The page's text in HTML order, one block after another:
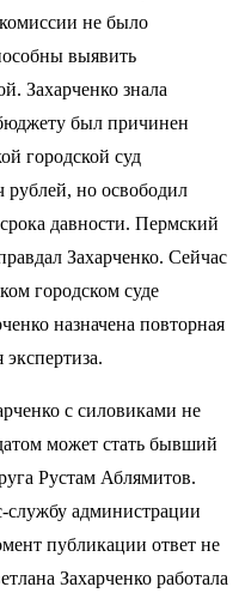
не было
выявить
Захарченко знала
был причинен
городской суд
рублей, но освободил
давности. Пермский
Захарченко. Сейчас
городском суде
назначена повторная
экспертиза.
с силовиками не
может стать бывший
Рустам Аблямитов.
службу администрации
публикации ответ не
Захарченко работала